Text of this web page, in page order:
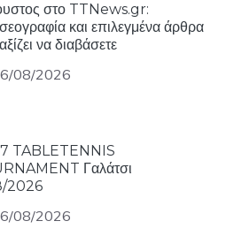
στο TTNews.gr:
και επιλεγμένα άρθρα
να διαβάσετε
08/2026
TABLETENNIS
Γαλάτσι
2026
08/2026